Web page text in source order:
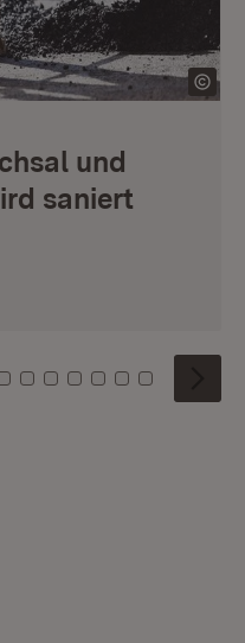
und
saniert
4 5 6
Kachel: 7
Zu Kachel: 8
Zu Kachel: 9
Zu Kachel: 10
Zu Kachel: 11
Zu Kachel: 12
Zu Kachel:
Zu